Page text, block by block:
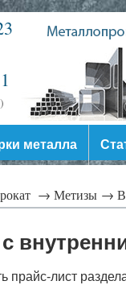
металла
→ Метизы →
прайс-лист